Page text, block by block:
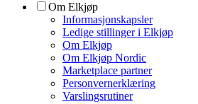
Om Elkjøp
Informasjonskapsler
Ledige stillinger i Elkjøp
Om Elkjøp
Om Elkjøp Nordic
Marketplace partner
Personvernerklæring
Varslingsrutiner